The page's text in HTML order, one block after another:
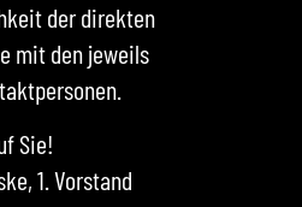
der direkten
mit den jeweils
Sie!
1. Vorstand